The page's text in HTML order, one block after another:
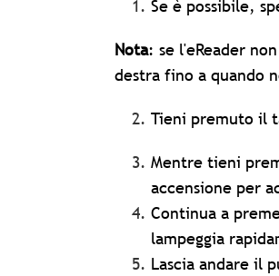
Se è possibile,
Nota: se l'eReader
destra fino a quando
Tieni premuto il
Mentre tieni
accensione per
Continua a
lampeggia
Lascia andare il